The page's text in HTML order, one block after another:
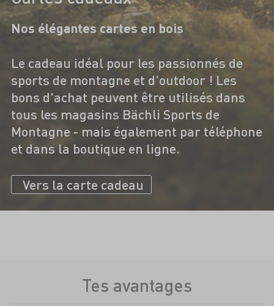
Nos élégantes cartes en bois
Le cadeau idéal pour les passionnés de
sports de montagne et d'outdoor ! Les
bons d'achat peuvent être utilisés dans
tous les magasins Bächli Sports de
Montagne - mais également par téléphone
et dans la boutique en ligne.
Vers la carte cadeau
Tes avantages